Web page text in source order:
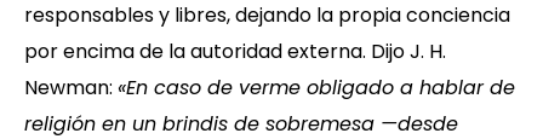
responsables y libres, dejando la propia conciencia
por encima de la autoridad externa. Dijo J. H.
Newman: «En caso de verme obligado a hablar de
religión en un brindis de sobremesa —desde